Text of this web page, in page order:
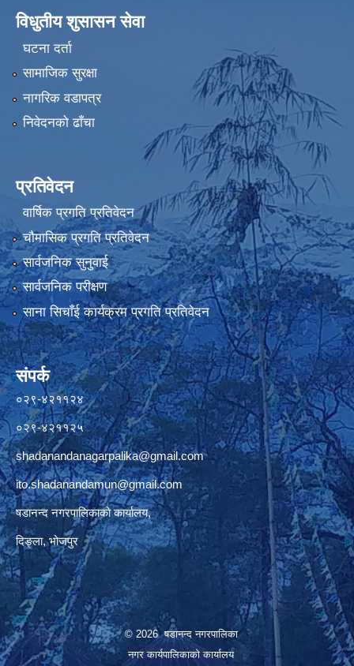
विधुतीय शुसासन सेवा
घटना दर्ता
सामाजिक सुरक्षा
नागरिक वडापत्र
निवेदनको ढाँचा
प्रतिवेदन
वार्षिक प्रगति प्रतिवेदन
चौमासिक प्रगति प्रतिवेदन
सार्वजनिक सुनुवाई
सार्वजनिक परीक्षण
साना सिचाँई कार्यक्रम प्रगति प्रतिवेदन
संपर्क
०२९-४२११२४
०२९-४२११२५
shadanandanagarpalika@gmail.com
ito.shadanandamun@gmail.com
षडानन्द नगरपालिकाको कार्यालय,
दिङ्ला, भोजपुर
© 2026 षडानन्द नगरपालिका
नगर कार्यपालिकाको कार्यालय